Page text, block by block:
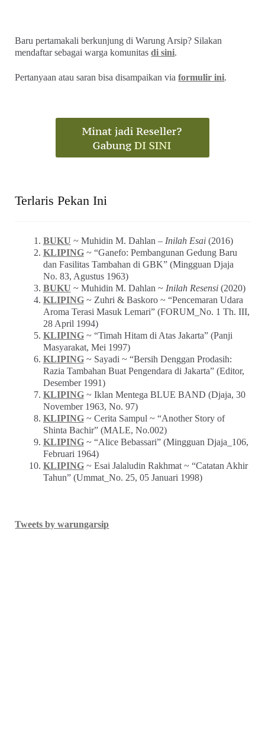
Baru pertamakali berkunjung di Warung Arsip? Silakan
mendaftar sebagai warga komunitasdi sini.
Pertanyaan atau saran bisa disampaikan viaformulir ini.
Terlaris Pekan Ini
BUKU ~ Muhidin M. Dahlan – Inilah Esai(2016)
KLIPING~ “Ganefo: Pembangunan Gedung Baru
dan Fasilitas Tambahan di GBK” (Mingguan Djaja
No. 83, Agustus 1963)
BUKU ~ Muhidin M. Dahlan ~ Inilah Resensi(2020)
KLIPING~ Zuhri & Baskoro ~ “Pencemaran Udara
Aroma Terasi Masuk Lemari” (FORUM_No. 1 Th. III,
28 April 1994)
KLIPING~ “Timah Hitam di Atas Jakarta” (Panji
Masyarakat, Mei 1997)
KLIPING~ Sayadi ~ “Bersih Denggan Prodasih:
Razia Tambahan Buat Pengendara di Jakarta” (Editor,
Desember 1991)
KLIPING~ Iklan Mentega BLUE BAND (Djaja, 30
November 1963, No. 97)
KLIPING~ Cerita Sampul ~ “Another Story of
Shinta Bachir” (MALE, No.002)
KLIPING~ “Alice Bebassari” (Mingguan Djaja_106,
Februari 1964)
KLIPING~ Esai Jalaludin Rakhmat ~ “Catatan Akhir
Tahun” (Ummat_No. 25, 05 Januari 1998)
Tweets by warungarsip